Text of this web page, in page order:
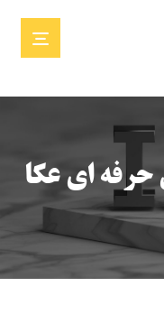
ای عکا